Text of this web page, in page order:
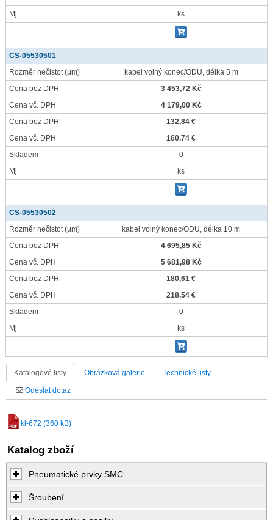
Mj
ks
CS-05530501
Rozměr nečistot(µm)
kabel volný konec/ODU, délka 5 m
Cena bez DPH
3 453,72 Kč
Cena vč. DPH
4 179,00 Kč
Cena bez DPH
132,84 €
Cena vč. DPH
160,74 €
Skladem
0
Mj
ks
CS-05530502
Rozměr nečistot(µm)
kabel volný konec/ODU, délka 10 m
Cena bez DPH
4 695,85 Kč
Cena vč. DPH
5 681,98 Kč
Cena bez DPH
180,61 €
Cena vč. DPH
218,54 €
Skladem
0
Mj
ks
Katalogové listy Obrázková galerie Technické listy
Odeslat dotaz
kl-672 (360 kB)
Katalog zboží
Pneumatické prvky SMC
Šroubení